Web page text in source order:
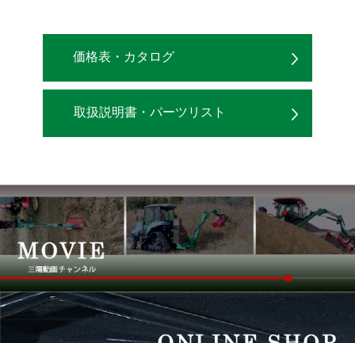
価格表・カタログ
取扱説明書・パーツリスト